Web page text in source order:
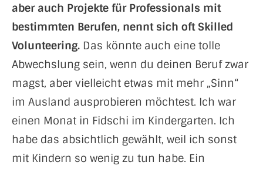
aber auch Projekte für Professionals mit
bestimmten Berufen, nennt sich oft Skilled
Volunteering. Das könnte auch eine tolle
Abwechslung sein, wenn du deinen Beruf zwar
magst, aber vielleicht etwas mit mehr „Sinn“
im Ausland ausprobieren möchtest. Ich war
einen Monat in Fidschi im Kindergarten. Ich
habe das absichtlich gewählt, weil ich sonst
mit Kindern so wenig zu tun habe. Ein